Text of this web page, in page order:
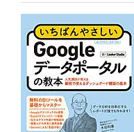
無料BIツー
いGoogle
人気講師が
ダッシュボ
様にプレゼ
7月31日 10:00